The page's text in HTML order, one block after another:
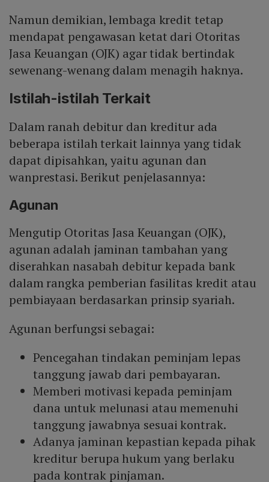
Namun demikian, lembaga kredit tetap
mendapat pengawasan ketat dari Otoritas
Jasa Keuangan (OJK) agar tidak bertindak
sewenang-wenang dalam menagih haknya.
Istilah-istilah Terkait
Dalam ranah debitur dan kreditur ada
beberapa istilah terkait lainnya yang tidak
dapat dipisahkan, yaitu agunan dan
wanprestasi. Berikut penjelasannya:
Agunan
Mengutip Otoritas Jasa Keuangan (OJK),
agunan adalah jaminan tambahan yang
diserahkan nasabah debitur kepada bank
dalam rangka pemberian fasilitas kredit atau
pembiayaan berdasarkan prinsip syariah.
Agunan berfungsi sebagai:
Pencegahan tindakan peminjam lepas
tanggung jawab dari pembayaran.
Memberi motivasi kepada peminjam
dana untuk melunasi atau memenuhi
tanggung jawabnya sesuai kontrak.
Adanya jaminan kepastian kepada pihak
kreditur berupa hukum yang berlaku
pada kontrak pinjaman.